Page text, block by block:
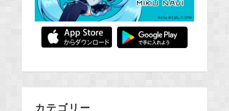
カテゴリー